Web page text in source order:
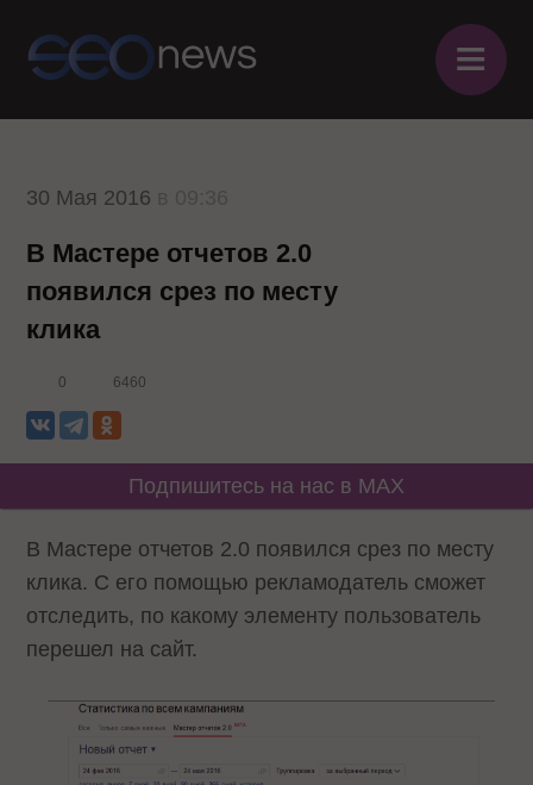
≡
30 Мая 2016
В Мастере отчетов 2.0
появился срез по месту
клика
0 6460
Подпишитесь на нас в MAX
В Мастере отчетов 2.0 появился срез по месту
клика. С его помощью рекламодатель сможет
отследить, по какому элементу пользователь
перешел на сайт.